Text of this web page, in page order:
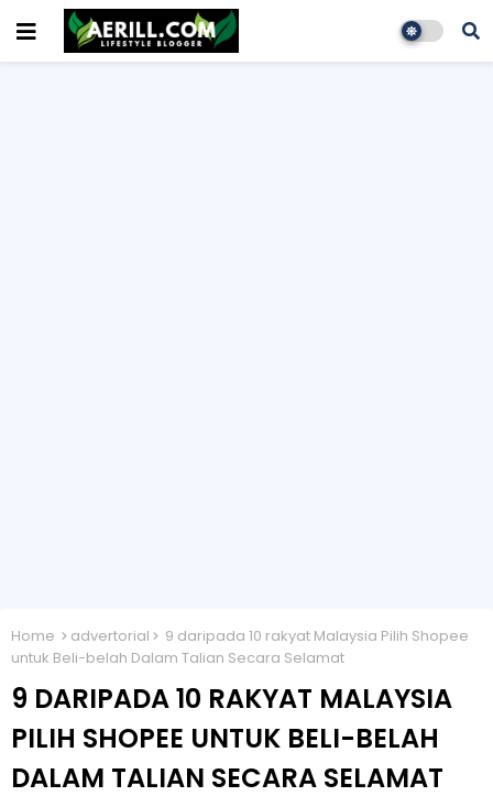
Home advertorial
9 daripada 10 rakyat Malaysia Pilih Shopee
untuk Beli-belah Dalam Talian Secara Selamat
9 DARIPADA 10 RAKYAT MALAYSIA
PILIH SHOPEE UNTUK BELI-BELAH
DALAM TALIAN SECARA SELAMAT